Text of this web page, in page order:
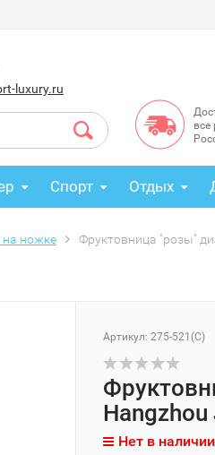
luxury.ru
все
Спорт Отдых
ножке Фруктовница "розы"
Артикул: 275-521(C)
Нет в наличии